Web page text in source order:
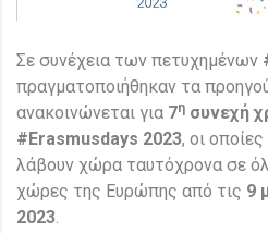
Σε συνέχεια των πετυχημένων
πραγματοποιήθηκαν τα
ανακοινώνεται για 7η συνεχή
#Erasmusdays 2023, οι
λάβουν χώρα ταυτόχρονα σε
χώρες της Ευρώπης από τις 9
2023